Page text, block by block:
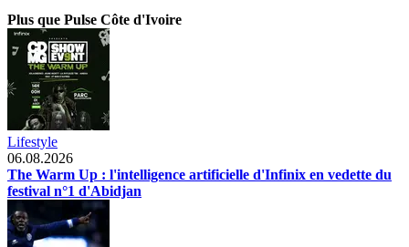
Plus que Pulse Côte d'Ivoire
Lifestyle
06.08.2026
The Warm Up : l'intelligence artificielle d'Infinix en vedette du
festival n°1 d'Abidjan